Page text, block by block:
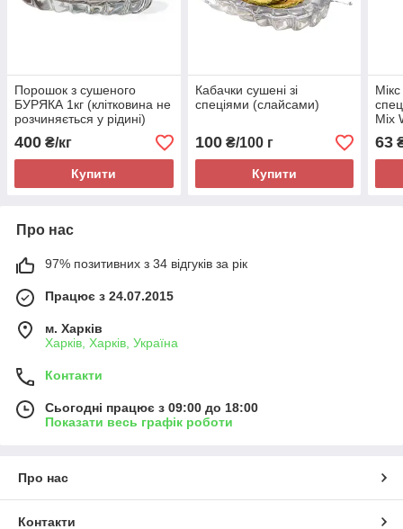
Порошок з сушеного
БУРЯКА 1кг (клітковина не
розчиняється у рідині)
400 ₴/кг
Купити
Кабачки сушені зі
спеціями (слайсами)
100₴/100 г
Купити
Mix
63
Про нас
97% позитивних з 34 відгуків за рік
Працює з 24.07.2015
м. Харків
Харків, Харків, Україна
Контакти
Сьогодні працює з 09:00 до 18:00
Показати весь графік роботи
Про нас
Контакти